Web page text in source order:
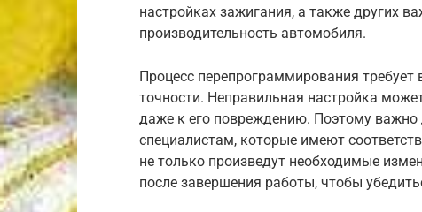
настройках зажигания, а также других
производительность автомобиля.
Процесс перепрограммирования
точности. Неправильная настройка
даже к его повреждению. Поэтому
специалистам, которые имеют
не только произведут необходимые
после завершения работы, чтобы